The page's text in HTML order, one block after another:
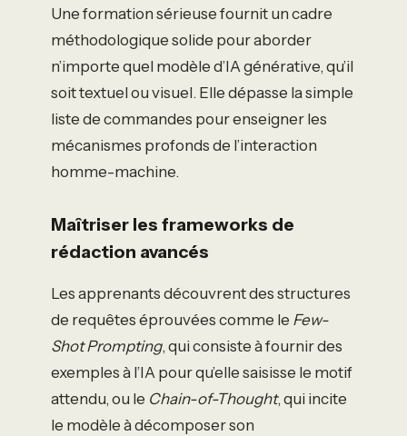
Une formation sérieuse fournit un cadre
méthodologique solide pour aborder
n’importe quel modèle d’IA générative, qu’il
soit textuel ou visuel. Elle dépasse la simple
liste de commandes pour enseigner les
mécanismes profonds de l’interaction
homme-machine.
Maîtriser les frameworks de
rédaction avancés
Les apprenants découvrent des structures
de requêtes éprouvées comme le Few-
Shot Prompting, qui consiste à fournir des
exemples à l’IA pour qu’elle saisisse le motif
attendu, ou le Chain-of-Thought, qui incite
le modèle à décomposer son